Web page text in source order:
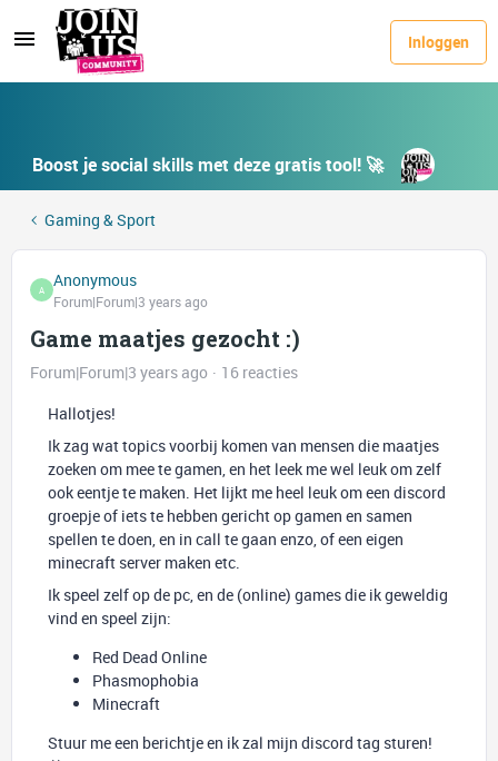
Inloggen
Boost je social skills met deze gratis tool! 🚀
Gaming & Sport
A Anonymous
Forum|Forum|3 years ago
Game maatjes gezocht :)
Forum|Forum|3 years ago
16 reacties
Hallotjes!
Ik zag wat topics voorbij komen van mensen die maatjes
zoeken om mee te gamen, en het leek me wel leuk om zelf
ook eentje te maken. Het lijkt me heel leuk om een discord
groepje of iets te hebben gericht op gamen en samen
spellen te doen, en in call te gaan enzo, of een eigen
minecraft server maken etc.
Ik speel zelf op de pc, en de (online) games die ik geweldig
vind en speel zijn:
Red Dead Online
Phasmophobia
Minecraft
Stuur me een berichtje en ik zal mijn discord tag sturen!